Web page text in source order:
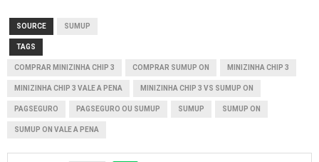
SOURCE SUMUP
TAGS
COMPRAR MINIZINHA CHIP 3 COMPRAR SUMUP ON MINIZINHA CHIP 3
MINIZINHA CHIP 3 VALE A PENA MINIZINHA CHIP 3 VS SUMUP ON
PAGSEGURO PAGSEGURO OU SUMUP SUMUP SUMUP ON
SUMUP ON VALE A PENA